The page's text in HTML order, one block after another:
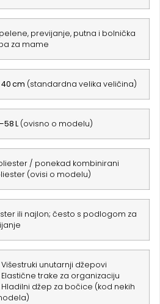
previjanje, putna i bolnička
za mame
cm (standardna velika veličina)
L (ovisno o modelu)
/ ponekad kombinirani
(ovisi o modelu)
ili najlon; često s podlogom za
Višestruki unutarnji džepovi
Elastične trake za organizaciju
Hladilni džep za bočice (kod nekih